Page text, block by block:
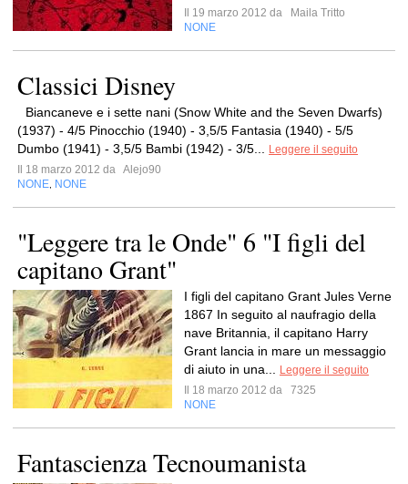
Il 19 marzo 2012 da
Maila Tritto
NONE
Classici Disney
Biancaneve e i sette nani (Snow White and the Seven Dwarfs)
(1937) - 4/5 Pinocchio (1940) - 3,5/5 Fantasia (1940) - 5/5
Dumbo (1941) - 3,5/5 Bambi (1942) - 3/5...
Leggere il seguito
Il 18 marzo 2012 da Alejo90
NONE NONE
"Leggere tra le Onde" 6 "I figli del
capitano Grant"
I figli del capitano Grant Jules Verne
1867 In seguito al naufragio della
nave Britannia, il capitano Harry
Grant lancia in mare un messaggio
di aiuto in una...
Leggere il seguito
Il 18 marzo 2012 da
7325
NONE
Fantascienza Tecnoumanista